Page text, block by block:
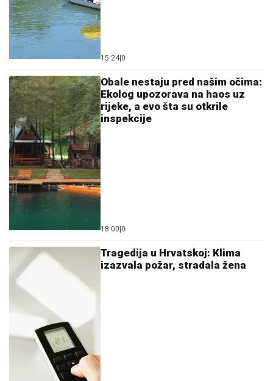
15:24 0
Obale nestaju pred našim očima:
Ekolog upozorava na haos uz
rijeke, a evo šta su otkrile
inspekcije
18:00 0
Tragedija u Hrvatskoj: Klima
izazvala požar, stradala žena